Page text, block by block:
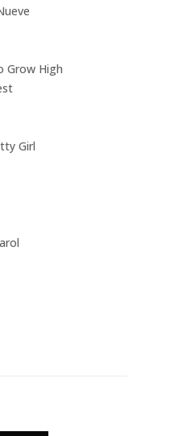
Grow High
Girl